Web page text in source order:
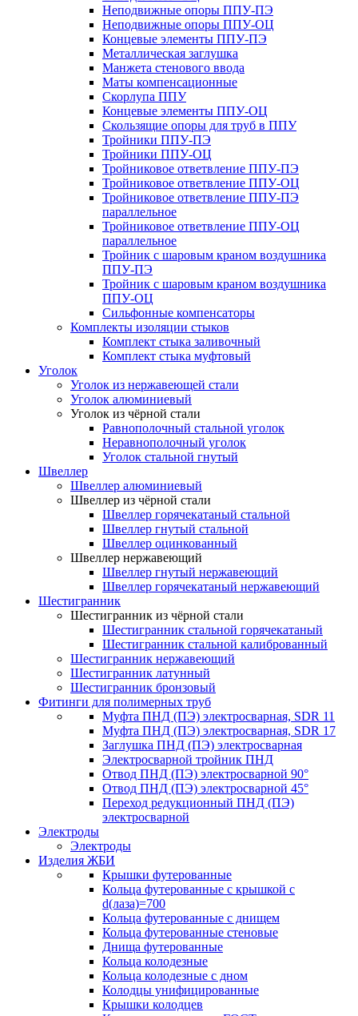
Неподвижные опоры ППУ-ПЭ
Неподвижные опоры ППУ-ОЦ
Концевые элементы ППУ-ПЭ
Металлическая заглушка
Манжета стенового ввода
Маты компенсационные
Скорлупа ППУ
Концевые элементы ППУ-ОЦ
Скользящие опоры для труб в ППУ
Тройники ППУ-ПЭ
Тройники ППУ-ОЦ
Тройниковое ответвление ППУ-ПЭ
Тройниковое ответвление ППУ-ОЦ
Тройниковое ответвление ППУ-ПЭ
параллельное
Тройниковое ответвление ППУ-ОЦ
параллельное
Тройник с шаровым краном воздушника
ППУ-ПЭ
Тройник с шаровым краном воздушника
ППУ-ОЦ
Сильфонные компенсаторы
Комплекты изоляции стыков
Комплект стыка заливочный
Комплект стыка муфтовый
Уголок
Уголок из нержавеющей стали
Уголок алюминиевый
Уголок из чёрной стали
Равнополочный стальной уголок
Неравнополочный уголок
Уголок стальной гнутый
Швеллер
Швеллер алюминиевый
Швеллер из чёрной стали
Швеллер горячекатаный стальной
Швеллер гнутый стальной
Швеллер оцинкованный
Швеллер нержавеющий
Швеллер гнутый нержавеющий
Швеллер горячекатаный нержавеющий
Шестигранник
Шестигранник из чёрной стали
Шестигранник стальной горячекатаный
Шестигранник стальной калиброванный
Шестигранник нержавеющий
Шестигранник латунный
Шестигранник бронзовый
Фитинги для полимерных труб
Муфта ПНД (ПЭ) электросварная, SDR 11
Муфта ПНД (ПЭ) электросварная, SDR 17
Заглушка ПНД (ПЭ) электросварная
Электросварной тройник ПНД
Отвод ПНД (ПЭ) электросварной 90°
Отвод ПНД (ПЭ) электросварной 45°
Переход редукционный ПНД (ПЭ)
электросварной
Электроды
Электроды
Изделия ЖБИ
Крышки футерованные
Кольца футерованные с крышкой с
d(лаза)=700
Кольца футерованные с днищем
Кольца футерованные стеновые
Днища футерованные
Кольца колодезные
Кольца колодезные с дном
Колодцы унифицированные
Крышки колодцев